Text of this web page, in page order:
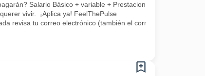
Salario Básico + variable + Prestaciones por ley.
vivir. ¡Aplica ya! FeelThePulse
revisa tu correo electrónico (también el correo no deseado)